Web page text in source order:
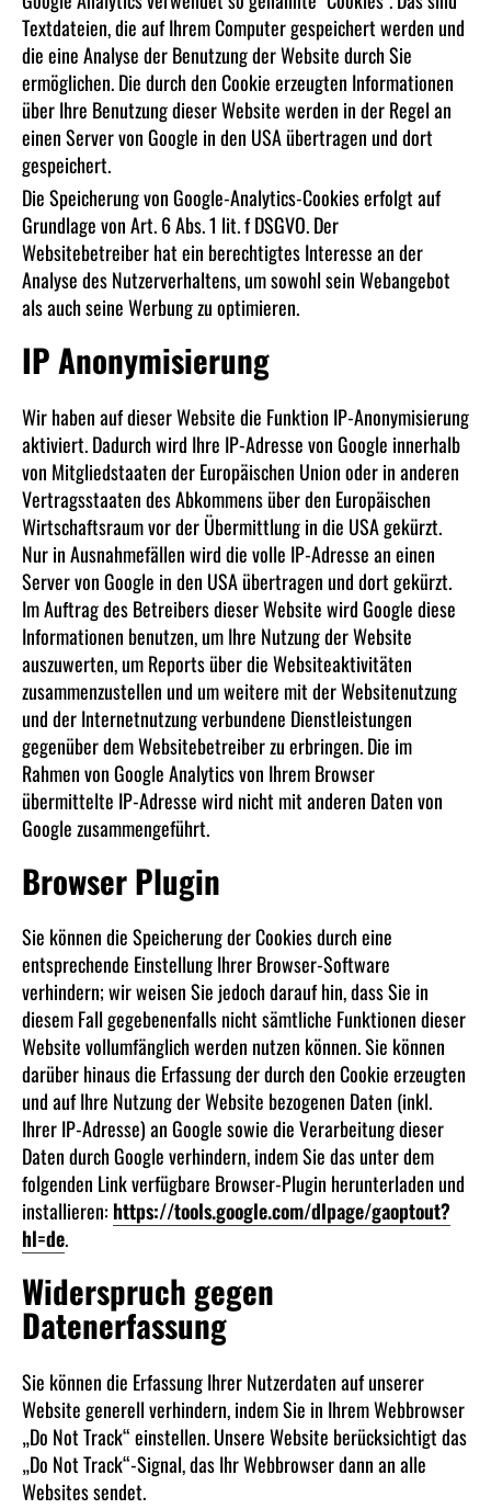
Textdateien, die auf Ihrem Computer gespeichert werden und
die eine Analyse der Benutzung der Website durch Sie
ermöglichen. Die durch den Cookie erzeugten Informationen
über Ihre Benutzung dieser Website werden in der Regel an
einen Server von Google in den USA übertragen und dort
gespeichert.
Die Speicherung von Google-Analytics-Cookies erfolgt auf
Grundlage von Art. 6 Abs. 1 lit. f DSGVO. Der
Websitebetreiber hat ein berechtigtes Interesse an der
Analyse des Nutzerverhaltens, um sowohl sein Webangebot
als auch seine Werbung zu optimieren.
IP Anonymisierung
Wir haben auf dieser Website die Funktion IP-Anonymisierung
aktiviert. Dadurch wird Ihre IP-Adresse von Google innerhalb
von Mitgliedstaaten der Europäischen Union oder in anderen
Vertragsstaaten des Abkommens über den Europäischen
Wirtschaftsraum vor der Übermittlung in die USA gekürzt.
Nur in Ausnahmefällen wird die volle IP-Adresse an einen
Server von Google in den USA übertragen und dort gekürzt.
Im Auftrag des Betreibers dieser Website wird Google diese
Informationen benutzen, um Ihre Nutzung der Website
auszuwerten, um Reports über die Websiteaktivitäten
zusammenzustellen und um weitere mit der Websitenutzung
und der Internetnutzung verbundene Dienstleistungen
gegenüber dem Websitebetreiber zu erbringen. Die im
Rahmen von Google Analytics von Ihrem Browser
übermittelte IP-Adresse wird nicht mit anderen Daten von
Google zusammengeführt.
Browser Plugin
Sie können die Speicherung der Cookies durch eine
entsprechende Einstellung Ihrer Browser-Software
verhindern; wir weisen Sie jedoch darauf hin, dass Sie in
diesem Fall gegebenenfalls nicht sämtliche Funktionen dieser
Website vollumfänglich werden nutzen können. Sie können
darüber hinaus die Erfassung der durch den Cookie erzeugten
und auf Ihre Nutzung der Website bezogenen Daten (inkl.
Ihrer IP-Adresse) an Google sowie die Verarbeitung dieser
Daten durch Google verhindern, indem Sie das unter dem
folgenden Link verfügbare Browser-Plugin herunterladen und
installieren: https://tools.google.com/dlpage/gaoptout?
hl=de.
Widerspruch gegen
Datenerfassung
Sie können die Erfassung Ihrer Nutzerdaten auf unserer
Website generell verhindern, indem Sie in Ihrem Webbrowser
„Do Not Track“ einstellen. Unsere Website berücksichtigt das
„Do Not Track“-Signal, das Ihr Webbrowser dann an alle
Websites sendet.